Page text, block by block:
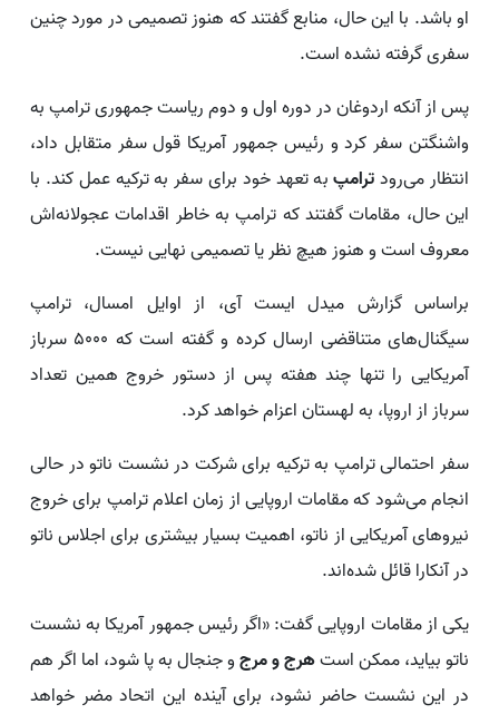
او باشد. با این حال، منابع گفتند که هنوز تصمیمی در مورد چنین
سفری گرفته نشده است.
پس از آنکه اردوغان در دوره اول و دوم ریاست جمهوری ترامپ به
واشنگتن سفر کرد و رئیس جمهور آمریکا قول سفر متقابل داد،
انتظار می‌رودترامپبه تعهد خود برای سفر به ترکیه عمل کند. با
این حال، مقامات گفتند که ترامپ به خاطر اقدامات عجولانه‌اش
معروف است و هنوز هیچ نظر یا تصمیمی نهایی نیست.
براساس گزارش میدل ایست آی، از اوایل امسال، ترامپ
سیگنال‌های متناقضی ارسال کرده و گفته است که ۵۰۰۰ سرباز
آمریکایی را تنها چند هفته پس از دستور خروج همین تعداد
سرباز از اروپا، به لهستان اعزام خواهد کرد.
سفر احتمالی ترامپ به ترکیه برای شرکت در نشست ناتو در حالی
انجام می‌شود که مقامات اروپایی از زمان اعلام ترامپ برای خروج
نیروهای آمریکایی از ناتو، اهمیت بسیار بیشتری برای اجلاس ناتو
در آنکارا قائل شده‌اند.
یکی از مقامات اروپایی گفت: «اگر رئیس جمهور آمریکا به نشست
ناتو بیاید، ممکن استهرج و مرجو جنجال به پا شود، اما اگر هم
در این نشست حاضر نشود، برای آینده این اتحاد مضر خواهد